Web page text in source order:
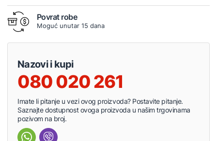
Povrat robe
Moguć unutar 15 dana
Nazovi i kupi
080 020 261
Imate li pitanje u vezi ovog proizvoda? Postavite pitanje.
Saznajte dostupnost ovoga proizvoda u našim trgovinama
pozivom na broj.